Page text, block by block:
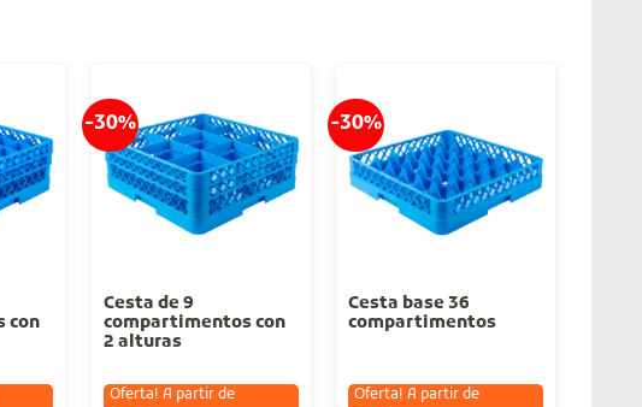
con
-30%
Cesta de 9
compartimentos con
2 alturas
Oferta! A partir de
-30%
Cesta base 36
compartimentos
Oferta! A partir de